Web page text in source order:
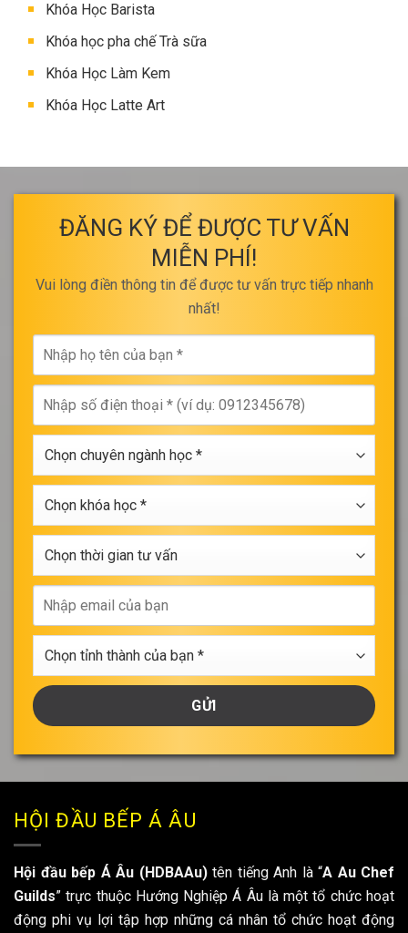
Khóa Học Barista
Khóa học pha chế Trà sữa
Khóa Học Làm Kem
Khóa Học Latte Art
ĐĂNG KÝ ĐỂ ĐƯỢC TƯ VẤN
MIỄN PHÍ!
Vui lòng điền thông tin để được tư vấn trực tiếp nhanh
nhất!
họ
tên
của
bạn
*
số
điện
thoại
chuyên
ngành
học
khóa
học
thời
gian
tư
vấnemail
của
bạn
tỉnh
thành
của
bạn
HỘI ĐẦU BẾP Á ÂU
Hội đầu bếp Á Âu (HDBAAu)tên tiếng Anh là “A Au Chef
Guilds” trực thuộc Hướng Nghiệp Á Âu là một tổ chức hoạt
động phi vụ lợi tập hợp những cá nhân tổ chức hoạt động